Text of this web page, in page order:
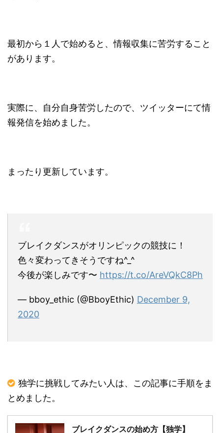
最初から１人で始めると、情報収集に苦労すること
があります。
実際に、自分自身苦労したので、ツイッターにて情
報発信を始めました。
まったり更新しています。
ブレイクダンスがオリンピックの競技に！
色々変わってきそうですね^_^
今後が楽しみです〜 https://t.co/AreVQkC8Ph
— bboy_ethic (@BboyEthic) December 9,
2020
独学に挑戦してみたい人は、この記事に手順をま
とめました。
ブレイクダンスの始め方【独学】